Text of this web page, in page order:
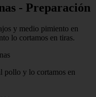
- Preparación
y medio pimiento en
lo cortamos en tiras.
pollo y lo cortamos en